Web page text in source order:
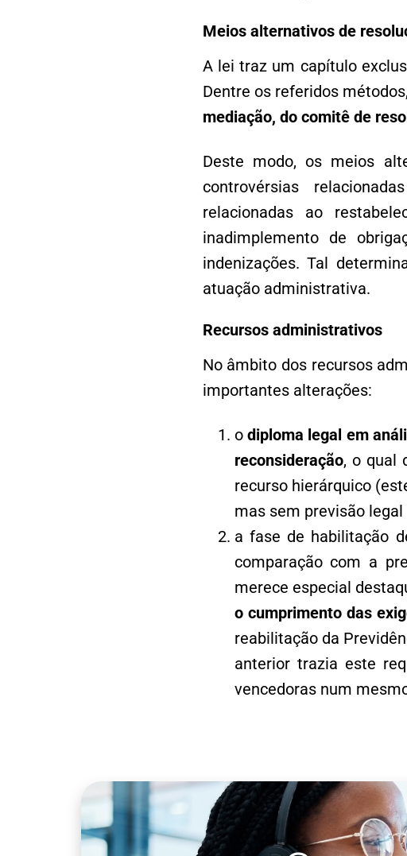
Meios alternativos de
A lei traz um capítulo
Dentre os referidos
mediação, do comitê de
Deste modo, os meios
controvérsias
relacionadas ao
inadimplemento de
indenizações. Tal
atuação administrativa.
Recursos administrativos
No âmbito dos recursos
importantes alterações:
o diploma legal em
reconsideração, o qual
recurso hierárquico
mas sem previsão
a fase de habilitação
comparação com a
merece especial
o cumprimento das
reabilitação da
anterior trazia este
vencedoras num